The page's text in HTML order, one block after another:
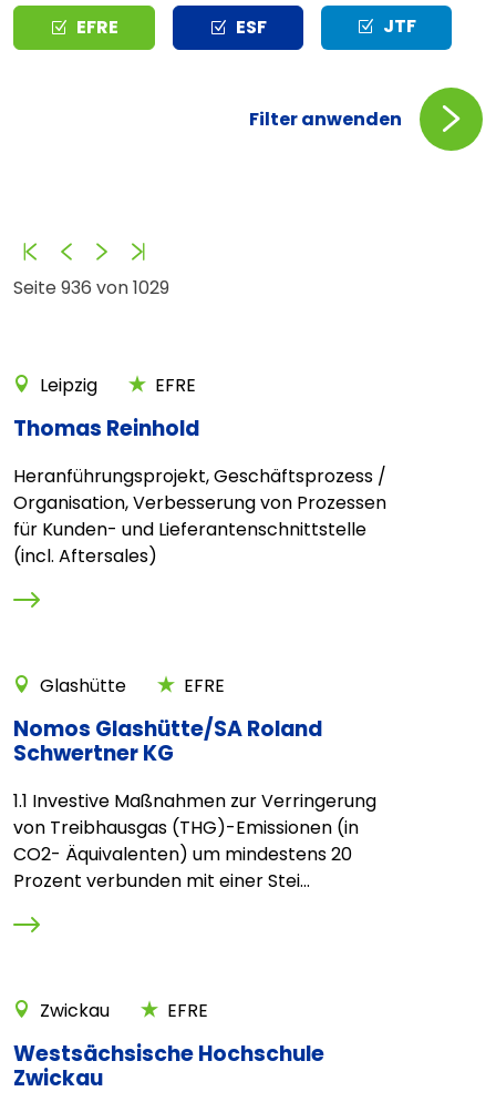
Typ EFRE ESF JTF
Filter anwenden
Seite 936 von 1029
AnfangZurückVorwärts
Leipzig EFRE
Thomas Reinhold
Heranführungsprojekt, Geschäftsprozess /
Organisation, Verbesserung von Prozessen
für Kunden- und Lieferantenschnittstelle
(incl. Aftersales)
Glashütte EFRE
Nomos Glashütte/SA Roland
Schwertner KG
1.1 Investive Maßnahmen zur Verringerung
von Treibhausgas (THG)-Emissionen (in
CO2- Äquivalenten) um mindestens 20
Prozent verbunden mit einer Stei...
Zwickau EFRE
Westsächsische Hochschule
Zwickau